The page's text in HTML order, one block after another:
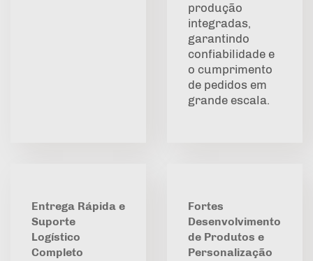
produção
integradas,
garantindo
confiabilidade e
o cumprimento
de pedidos em
grande escala.
Entrega Rápida e
Suporte
Logístico
Completo
Fortes
Desenvolvimento
de Produtos e
Personalização